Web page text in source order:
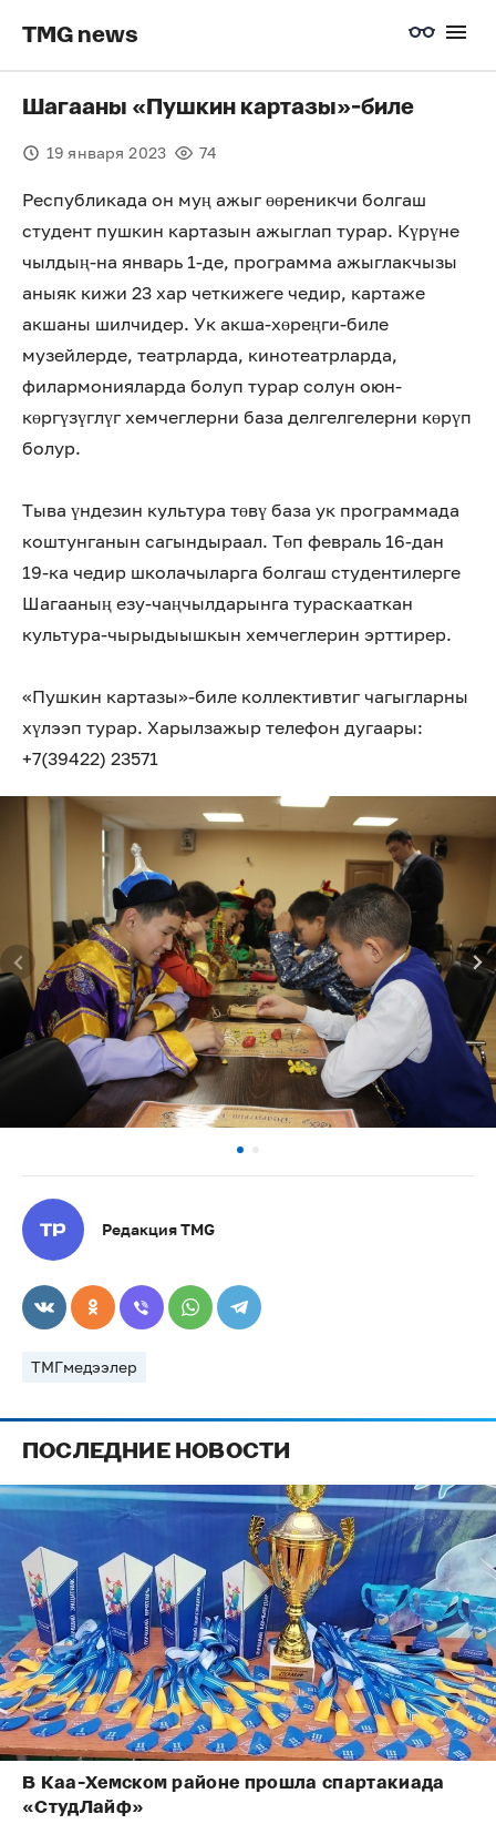
TMG news
Шагааны «Пушкин картазы»-биле
19 января 2023 74
Республикада он муң ажыг өөреникчи болгаш
студент пушкин картазын ажыглап турар. Күрүне
чылдың-на январь 1-де, программа ажыглакчызы
аныяк кижи 23 хар четкижеге чедир, картаже
акшаны шилчидер. Ук акша-хөреңги-биле
музейлерде, театрларда, кинотеатрларда,
филармонияларда болуп турар солун оюн-
көргүзүглүг хемчеглерни база делгелгелерни көрүп
болур.
Тыва үндезин культура төвү база ук программада
коштунганын сагындыраал. Төп февраль 16-дан
19-ка чедир школачыларга болгаш студентилерге
Шагааның езу-чаңчылдарынга тураскааткан
культура-чырыдыышкын хемчеглерин эрттирер.
«Пушкин картазы»-биле коллективтиг чагыгларны
хүлээп турар. Харылзажыр телефон дугаары:
+7(39422) 23571
Редакция TMG
ТМГмедээлер
ПОСЛЕДНИЕ НОВОСТИ
В Каа-Хемском районе прошла спартакиада
«СтудЛайф»